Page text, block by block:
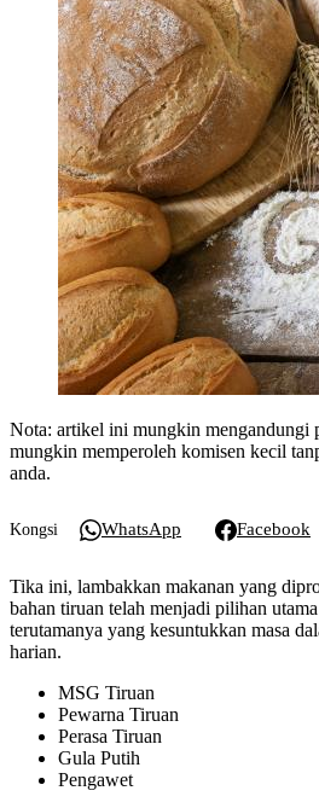
Nota: artikel ini mungkin mengandungi
mungkin memperoleh komisen kecil
anda.
Kongsi WhatsApp Facebook
Tika ini, lambakkan makanan yang
bahan tiruan telah menjadi pilihan
terutamanya yang kesuntukkan masa
harian.
MSG Tiruan
Pewarna Tiruan
Perasa Tiruan
Gula Putih
Pengawet